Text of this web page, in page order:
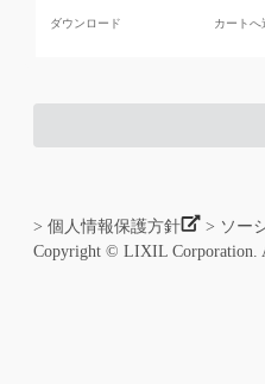
ダウンロード カートへ
> 個人情報保護方針 > ソー
Copyright © LIXIL Corporation.